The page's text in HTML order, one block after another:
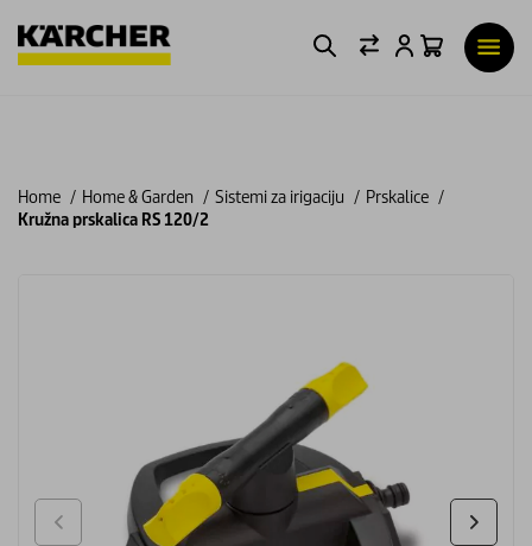
Home Home & Garden Sistemi za irigaciju
Prskalice
Kružna prskalica RS 120/2